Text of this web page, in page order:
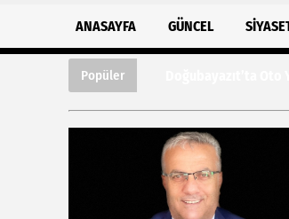
ANASAYFA GÜNCEL
Popüler